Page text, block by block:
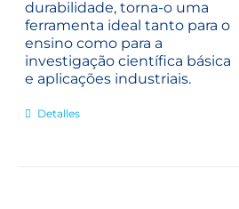
durabilidade, torna-o uma
ferramenta ideal tanto para o
ensino como para a
investigação científica básica
e aplicações industriais.
Detalles